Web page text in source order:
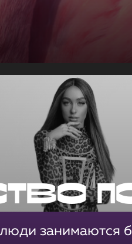
занимаются